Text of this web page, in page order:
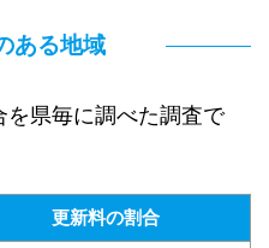
ある地域
県毎に調べた調査で
更新料の割合